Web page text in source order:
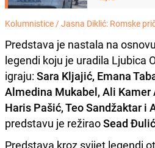
Kolumnistice /Jasna Diklić: Romske
Predstava je nastala na
legendi koju je uradila Ljubica
igraju: Sara Kljajić, Emana
Almedina Mukabel, Ali Kamer
Haris Pašić, Teo Sandžaktar i
predstavu je režiraoSead Đulić
Predstava kroz svijet legendi